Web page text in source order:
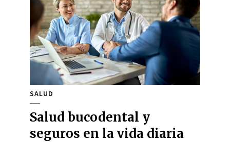
SALUD
Salud bucodental y
seguros en la vida diaria